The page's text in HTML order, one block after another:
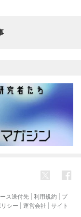
ス送付先 利用規約
プ
シー 運営会社
サイト